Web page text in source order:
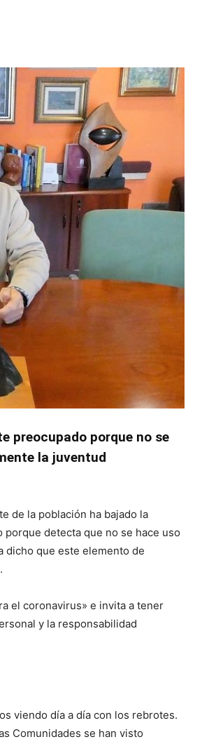
preocupado porque no se
la juventud
de la población ha bajado la
porque detecta que no se hace uso
dicho que este elemento de
el coronavirus» e invita a tener
y la responsabilidad
viendo día a día con los rebrotes.
Comunidades se han visto